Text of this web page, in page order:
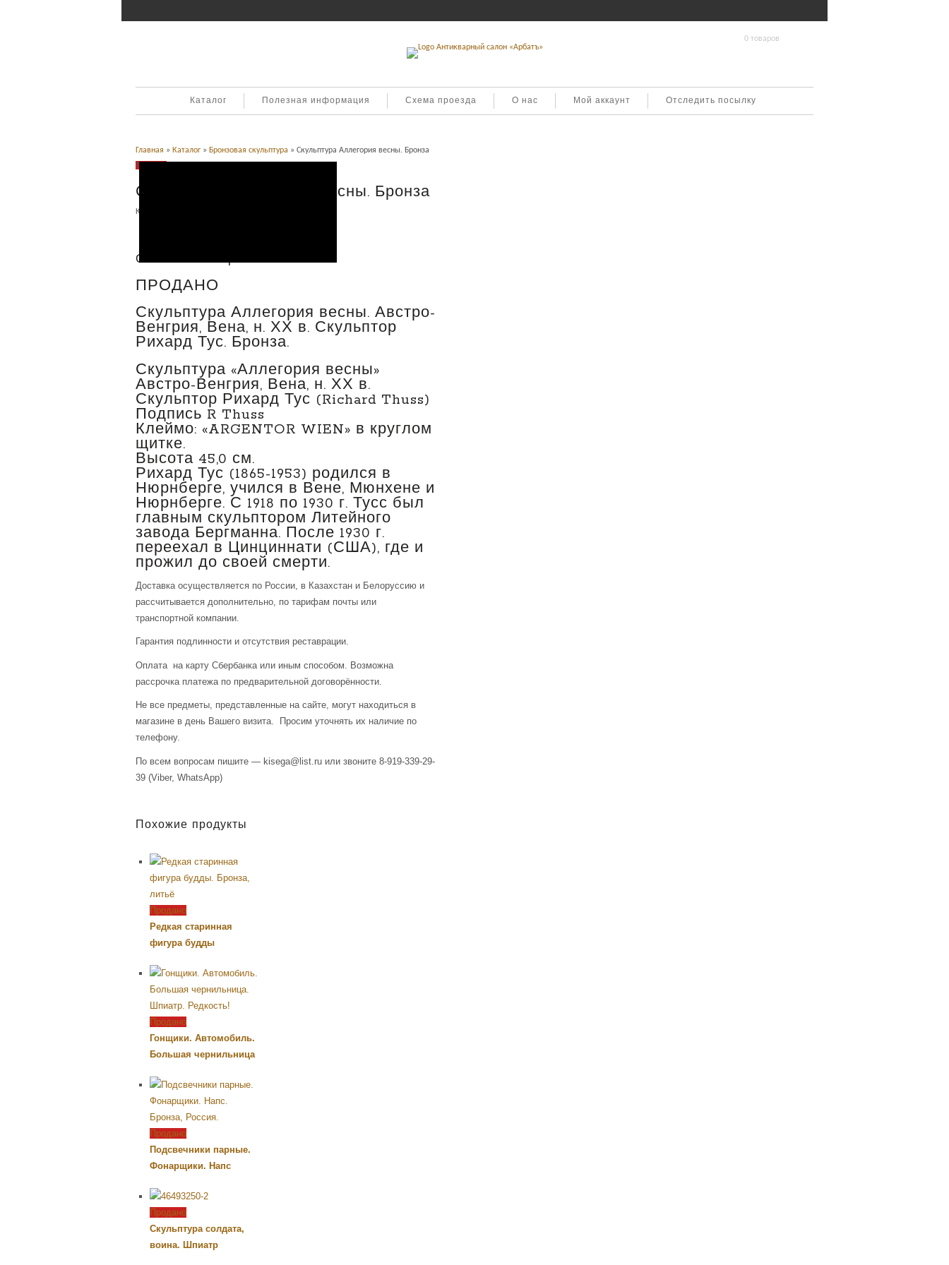
0 товаров
Каталог Полезная информация Схема проезда О нас Мой аккаунт Отследить посылку
Главная » Каталог » Бронзовая скульптура » Скульптура Аллегория весны. Бронза
Продано
Скульптура Аллегория весны. Бронза
Категория:
Описание товара
ПРОДАНО
Скульптура Аллегория весны. Австро-
Венгрия, Вена, н. ХХ в. Скульптор
Рихард Тус. Бронза.
Скульптура «Аллегория весны»
Австро-Венгрия, Вена, н. ХХ в.
Скульптор Рихард Тус (Richard Thuss)
Подпись R Thuss
Клеймо: «ARGENTOR WIEN» в круглом
щитке.
Высота 45,0 см.
Рихард Тус (1865-1953) родился в
Нюрнберге, учился в Вене, Мюнхене и
Нюрнберге. С 1918 по 1930 г. Тусс был
главным скульптором Литейного
завода Бергманна. После 1930 г.
переехал в Цинциннати (США), где и
прожил до своей смерти.
Доставка осуществляется по России, в Казахстан и Белоруссию и
рассчитывается дополнительно, по тарифам почты или
транспортной компании.
Гарантия подлинности и отсутствия реставрации.
Оплата на карту Сбербанка или иным способом. Возможна
рассрочка платежа по предварительной договорённости.
Не все предметы, представленные на сайте, могут находиться в
магазине в день Вашего визита. Просим уточнять их наличие по
телефону.
По всем вопросам пишите — kisega@list.ru или звоните 8-919-339-29-
39 (Viber, WhatsApp)
Похожие продукты
Продано
Редкая старинная
фигура будды
Продано
Гонщики. Автомобиль.
Большая чернильница
Продано
Подсвечники парные.
Фонарщики. Напс
Продано
Скульптура солдата,
воина. Шпиатр